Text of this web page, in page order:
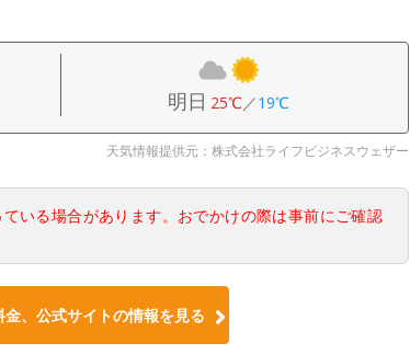
明日 25℃／19℃
天気情報提供元：株式会社ライフビジネスウェザー
いる場合があります。おでかけの際は事前にご確認
、公式サイトの情報を見る